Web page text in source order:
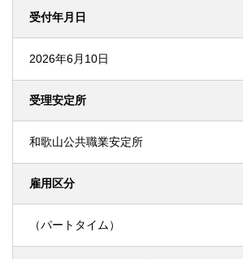
受付年月日
2026年6月10日
受理安定所
和歌山公共職業安定所
雇用区分
（パートタイム）